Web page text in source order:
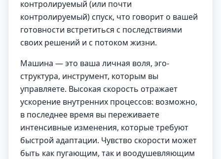
контролируемый (или почти
контролируемый) спуск, что говорит о вашей
готовности встретиться с последствиями
своих решений и с потоком жизни.
Машина — это ваша личная воля, эго-
структура, инструмент, которым вы
управляете. Высокая скорость отражает
ускорение внутренних процессов: возможно,
в последнее время вы переживаете
интенсивные изменения, которые требуют
быстрой адаптации. Чувство скорости может
быть как пугающим, так и воодушевляющим